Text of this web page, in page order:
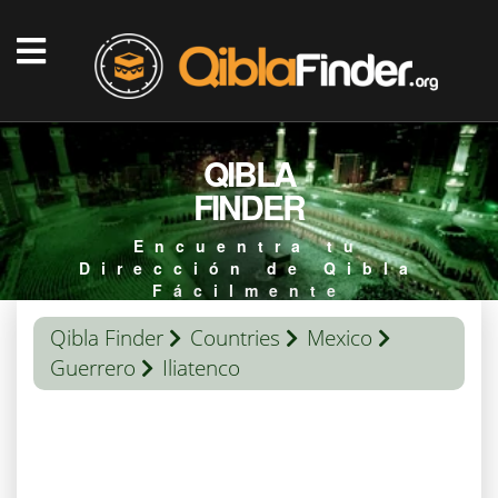
QIBLA
FINDER
Encuentra tu
Dirección de Qibla
Fácilmente
Qibla Finder Countries
Mexico
Guerrero
Iliatenco